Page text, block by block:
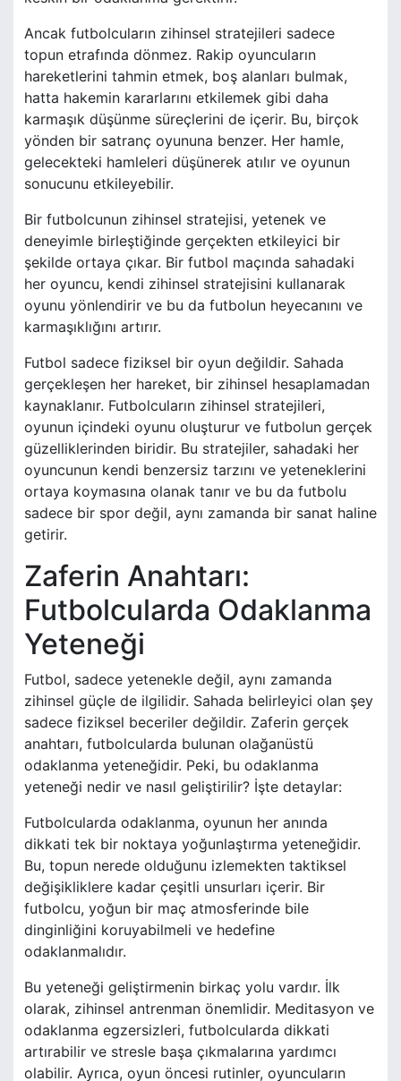
Ancak futbolcuların zihinsel stratejileri sadece
topun etrafında dönmez. Rakip oyuncuların
hareketlerini tahmin etmek, boş alanları bulmak,
hatta hakemin kararlarını etkilemek gibi daha
karmaşık düşünme süreçlerini de içerir. Bu, birçok
yönden bir satranç oyununa benzer. Her hamle,
gelecekteki hamleleri düşünerek atılır ve oyunun
sonucunu etkileyebilir.
Bir futbolcunun zihinsel stratejisi, yetenek ve
deneyimle birleştiğinde gerçekten etkileyici bir
şekilde ortaya çıkar. Bir futbol maçında sahadaki
her oyuncu, kendi zihinsel stratejisini kullanarak
oyunu yönlendirir ve bu da futbolun heyecanını ve
karmaşıklığını artırır.
Futbol sadece fiziksel bir oyun değildir. Sahada
gerçekleşen her hareket, bir zihinsel hesaplamadan
kaynaklanır. Futbolcuların zihinsel stratejileri,
oyunun içindeki oyunu oluşturur ve futbolun gerçek
güzelliklerinden biridir. Bu stratejiler, sahadaki her
oyuncunun kendi benzersiz tarzını ve yeteneklerini
ortaya koymasına olanak tanır ve bu da futbolu
sadece bir spor değil, aynı zamanda bir sanat haline
getirir.
Zaferin Anahtarı:
Futbolcularda Odaklanma
Yeteneği
Futbol, sadece yetenekle değil, aynı zamanda
zihinsel güçle de ilgilidir. Sahada belirleyici olan şey
sadece fiziksel beceriler değildir. Zaferin gerçek
anahtarı, futbolcularda bulunan olağanüstü
odaklanma yeteneğidir. Peki, bu odaklanma
yeteneği nedir ve nasıl geliştirilir? İşte detaylar:
Futbolcularda odaklanma, oyunun her anında
dikkati tek bir noktaya yoğunlaştırma yeteneğidir.
Bu, topun nerede olduğunu izlemekten taktiksel
değişikliklere kadar çeşitli unsurları içerir. Bir
futbolcu, yoğun bir maç atmosferinde bile
dinginliğini koruyabilmeli ve hedefine
odaklanmalıdır.
Bu yeteneği geliştirmenin birkaç yolu vardır. İlk
olarak, zihinsel antrenman önemlidir. Meditasyon ve
odaklanma egzersizleri, futbolcularda dikkati
artırabilir ve stresle başa çıkmalarına yardımcı
olabilir. Ayrıca, oyun öncesi rutinler, oyuncuların